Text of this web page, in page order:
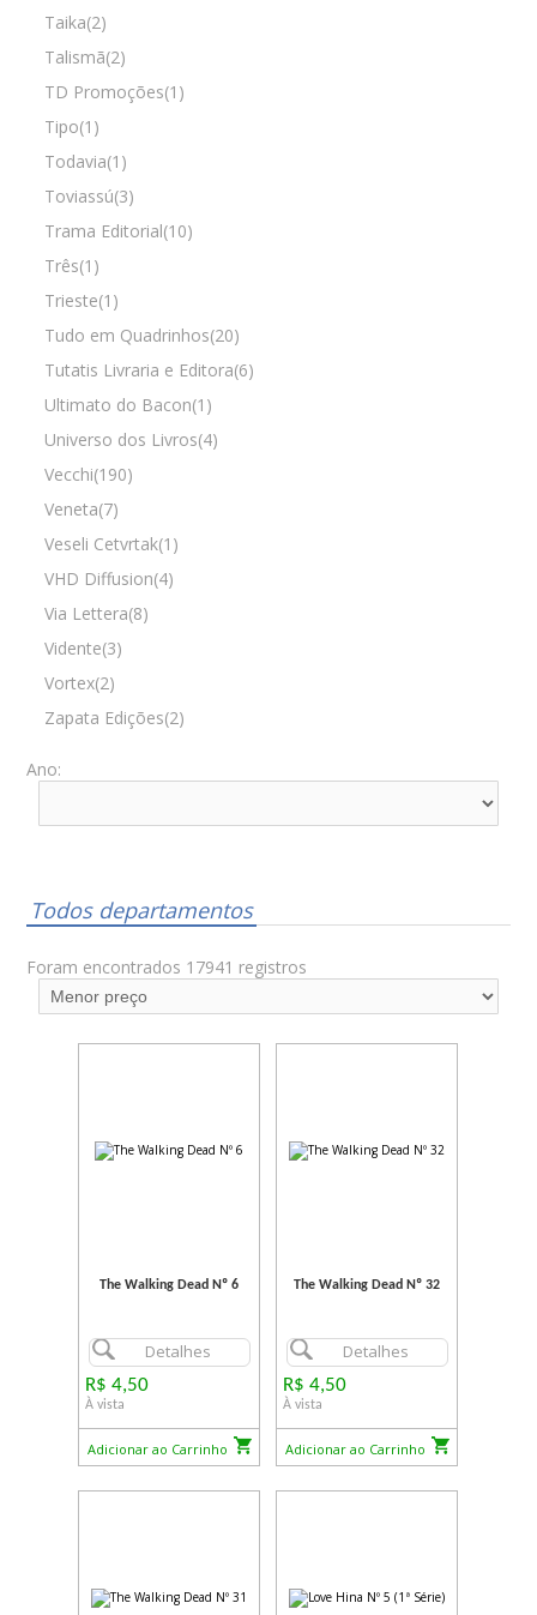
Taika(2)
Talismã(2)
TD Promoções(1)
Tipo(1)
Todavia(1)
Toviassú(3)
Trama Editorial(10)
Três(1)
Trieste(1)
Tudo em Quadrinhos(20)
Tutatis Livraria e Editora(6)
Ultimato do Bacon(1)
Universo dos Livros(4)
Vecchi(190)
Veneta(7)
Veseli Cetvrtak(1)
VHD Diffusion(4)
Via Lettera(8)
Vidente(3)
Vortex(2)
Zapata Edições(2)
Ano:
Todos departamentos
Foram encontrados 17941 registros
The Walking Dead Nº 6
Detalhes
R$ 4,50
À vista
Adicionar ao Carrinho
The Walking Dead Nº 32
Detalhes
R$ 4,50
À vista
Adicionar ao Carrinho